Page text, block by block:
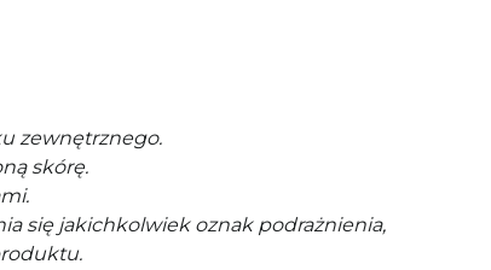
zewnętrznego.
skórę.
się jakichkolwiek oznak podrażnienia,